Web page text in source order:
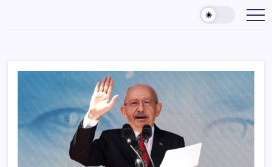
content